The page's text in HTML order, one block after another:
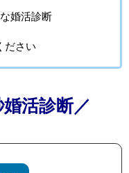
婚活診断
ださい
活診断／